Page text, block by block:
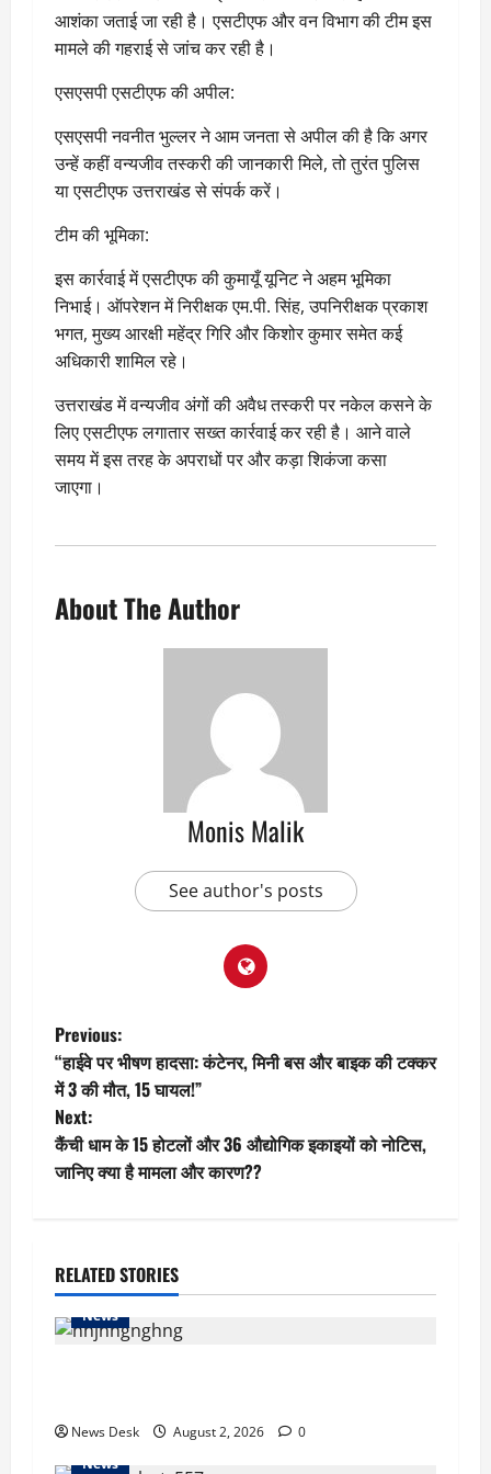
आशंका जताई जा रही है। एसटीएफ और वन विभाग की टीम इस
मामले की गहराई से जांच कर रही है।
एसएसपी एसटीएफ की अपील:
एसएसपी नवनीत भुल्लर ने आम जनता से अपील की है कि अगर
उन्हें कहीं वन्यजीव तस्करी की जानकारी मिले, तो तुरंत पुलिस
या एसटीएफ उत्तराखंड से संपर्क करें।
टीम की भूमिका:
इस कार्रवाई में एसटीएफ की कुमायूँ यूनिट ने अहम भूमिका
निभाई। ऑपरेशन में निरीक्षक एम.पी. सिंह, उपनिरीक्षक प्रकाश
भगत, मुख्य आरक्षी महेंद्र गिरि और किशोर कुमार समेत कई
अधिकारी शामिल रहे।
उत्तराखंड में वन्यजीव अंगों की अवैध तस्करी पर नकेल कसने के
लिए एसटीएफ लगातार सख्त कार्रवाई कर रही है। आने वाले
समय में इस तरह के अपराधों पर और कड़ा शिकंजा कसा
जाएगा।
About The Author
Monis Malik
See author's posts
P
o
s
t
a
v
a
Previous:
“हाईवे पर भीषण हादसा: कंटेनर, मिनी बस और बाइक की टक्कर
में 3 की मौत, 15 घायल!”
Next:
कैंची धाम के 15 होटलों और 36 औद्योगिक इकाइयों को नोटिस,
जानिए क्या है मामला और कारण??
RELATED STORIES
News
News Desk August 2, 2026
0
News